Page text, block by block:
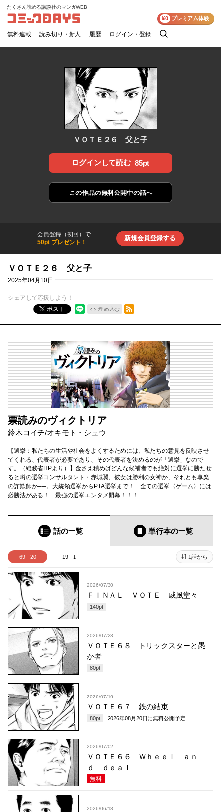
コミックDAYS
たくさん読める講談社のマンガWEB
無料連載 読み切り・新人 履歴 ログイン・登録
検
¥0 プレミアム体験
ＶＯＴＥ２６ 父と子
ログインして読む 85pt
この作品の無料公開中の話へ
会員登録（初回）で
50pt プレゼント！
新規会員登録する
ＶＯＴＥ２６ 父と子
2025年04月10日
シェアして応援しよう！
ポスト
埋め込む
RSSフィード
票読みのヴィクトリア
鈴木コイチ/オキモト・シュウ
【選挙：私たちの生活や社会をよくするためには、私たちの意見を反映させ
てくれる、代表者が必要であり、その代表者を決めるのが「選挙」なので
す。（総務省HPより）】金さえ積めばどんな候補者でも絶対に選挙に勝たせ
ると噂の選挙コンサルタント・赤城翼。彼女は勝利の女神か、それとも享楽
の詐欺師か──。大統領選挙からPTA選挙まで！ 全ての選挙〈ゲーム〉には
必勝法がある！ 最強の選挙エンタメ開幕！！！
話の一覧 単行本の一覧
69 - 20 19 - 1 1話から
2026/07/30
ＦＩＮＡＬ ＶＯＴＥ 威風堂々
140pt
2026/07/23
ＶＯＴＥ６８ トリックスターと愚
か者
80pt
2026/07/16
ＶＯＴＥ６７ 鉄の結束
80pt 2026年08月20日 に無料公開予定
2026/07/02
ＶＯＴＥ６６ Ｗｈｅｅｌ ａｎ
ｄ ｄｅａｌ
無料
2026/06/18